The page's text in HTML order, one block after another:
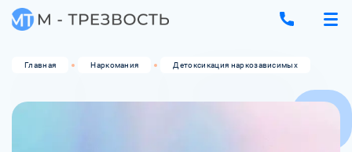
Главная Наркомания Детоксикация наркозависимых